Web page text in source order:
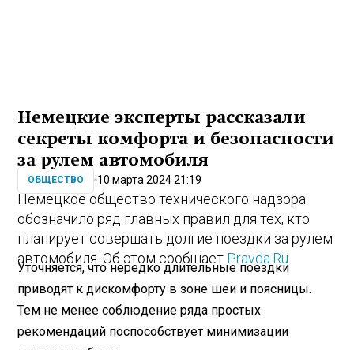
Немецкие эксперты рассказали
секреты комфорта и безопасности
за рулем автомобиля
ОБЩЕСТВО 10 марта 2024 21:19
Немецкое общество технического надзора
обозначило ряд главных правил для тех, кто
планирует совершать долгие поездки за рулем
автомобиля. Об этом сообщает Pravda.Ru
Уточняется, что нередко длительные поездки
приводят к дискомфорту в зоне шеи и поясницы.
Тем не менее соблюдение ряда простых
рекомендаций поспособствует минимизации